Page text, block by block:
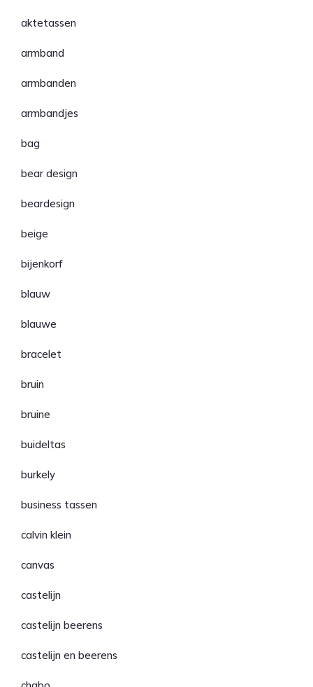
aktetassen
armband
armbanden
armbandjes
bag
bear design
beardesign
beige
bijenkorf
blauw
blauwe
bracelet
bruin
bruine
buideltas
burkely
business tassen
calvin klein
canvas
castelijn
castelijn beerens
castelijn en beerens